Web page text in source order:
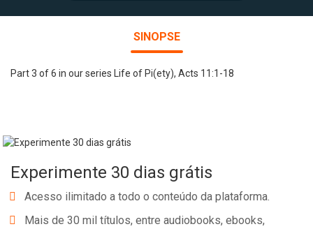
SINOPSE
Part 3 of 6 in our series Life of Pi(ety), Acts 11:1-18
Experimente 30 dias grátis
Acesso ilimitado a todo o conteúdo da plataforma.
Mais de 30 mil títulos, entre audiobooks, ebooks,